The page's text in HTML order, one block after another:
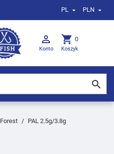
PL  PLN 

Konto
shopping_cart 0
Koszyk

Forest PAL 2.5g/3.8g